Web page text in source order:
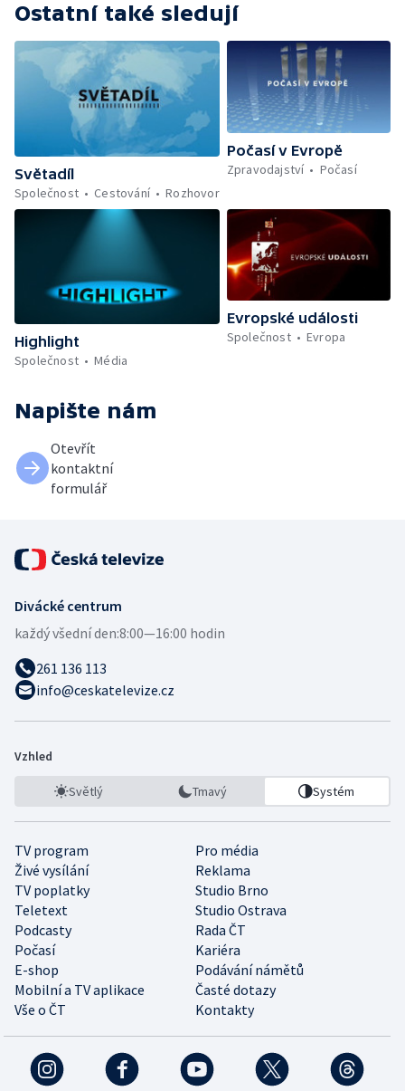
Ostatní také sledují
Světadíl
Společnost
Cestování Rozhovor
Počasí v Evropě
Zpravodajství
Počasí
Highlight
Společnost
Média
Evropské události
Společnost
Evropa
Napište nám
Otevřít
kontaktní
formulář
Divácké centrum
každý všední den:8:00—16:00 hodin
261 136 113
info@ceskatelevize.cz
Vzhled
Světlý Tmavý Systém
TV program
Pro média
Živé vysílání
Reklama
TV poplatky
Studio Brno
Teletext
Studio Ostrava
Podcasty
Rada ČT
Počasí
Kariéra
E-shop
Podávání námětů
Mobilní a TV aplikace
Časté dotazy
Vše o ČT
Kontakty